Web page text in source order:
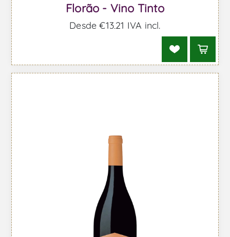
Florão - Vino Tinto
Desde €13,21 IVA incl.